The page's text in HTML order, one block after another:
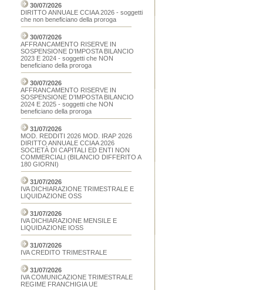
30/07/2026
DIRITTO ANNUALE CCIAA 2026 - soggetti
che non beneficiano della proroga
30/07/2026
AFFRANCAMENTO RISERVE IN
SOSPENSIONE D’IMPOSTA BILANCIO
2023 E 2024 - soggetti che NON
beneficiano della proroga
30/07/2026
AFFRANCAMENTO RISERVE IN
SOSPENSIONE D’IMPOSTA BILANCIO
2024 E 2025 - soggetti che NON
beneficiano della proroga
31/07/2026
MOD. REDDITI 2026 MOD. IRAP 2026
DIRITTO ANNUALE CCIAA 2026
SOCIETÀ DI CAPITALI ED ENTI NON
COMMERCIALI (BILANCIO DIFFERITO A
180 GIORNI)
31/07/2026
IVA DICHIARAZIONE TRIMESTRALE E
LIQUIDAZIONE OSS
31/07/2026
IVA DICHIARAZIONE MENSILE E
LIQUIDAZIONE IOSS
31/07/2026
IVA CREDITO TRIMESTRALE
31/07/2026
IVA COMUNICAZIONE TRIMESTRALE
REGIME FRANCHIGIA UE